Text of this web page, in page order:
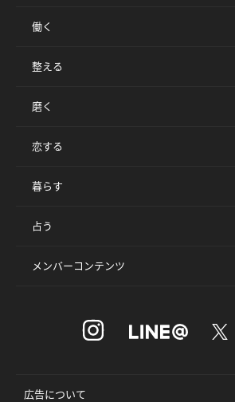
働く
整える
磨く
恋する
暮らす
占う
メンバーコンテンツ
広告について